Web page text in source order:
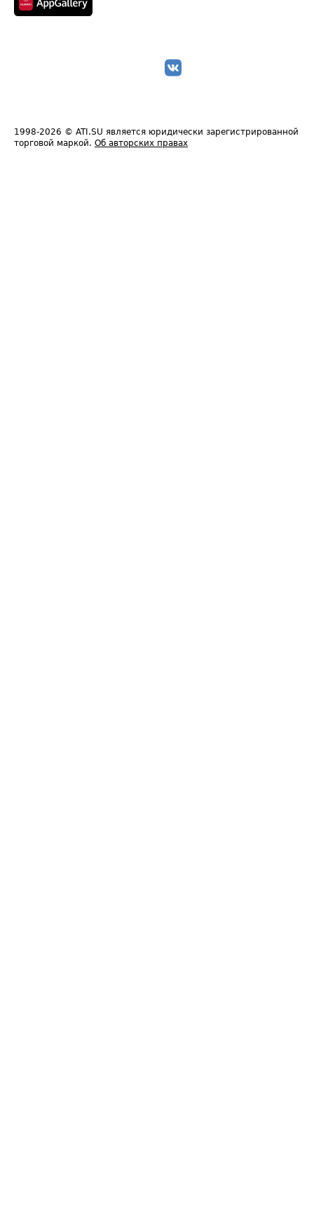
1998-2026 © ATI.SU является юридически зарегистрированной
торговой маркой. Об авторских правах